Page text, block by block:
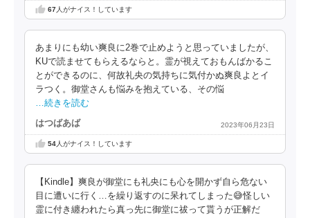
67人がナイス！しています
あまりにも幼い爽良に2巻で止めようと思っていましたが、
KUで読ませてもらえるならと。霊が視えておもんばかるこ
とができるのに、何故礼央の気持ちに気付かぬ爽良よとイ
ラつく。御堂さんも悩みを抱えている、その悩
…続きを読む
はつばあば 2023年06月23日
54人がナイス！しています
【Kindle】爽良が御堂にも礼央にも心を開かず自ら危ない
目に遭いに行く…を繰り返すのに呆れてしまった😅怪しい
霊に付き纏われたら真っ先に御堂に祓って貰うが正解だ